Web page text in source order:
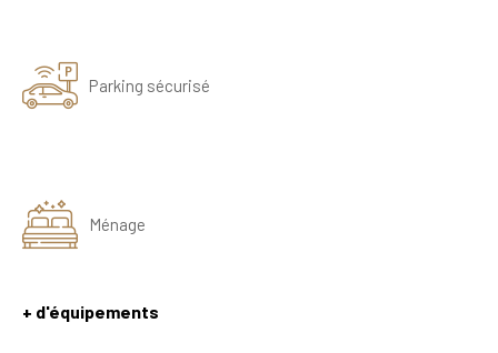
Parking sécurisé
Ménage
+ d'équipements